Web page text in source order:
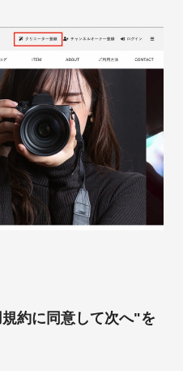
約に同意して次へ"を